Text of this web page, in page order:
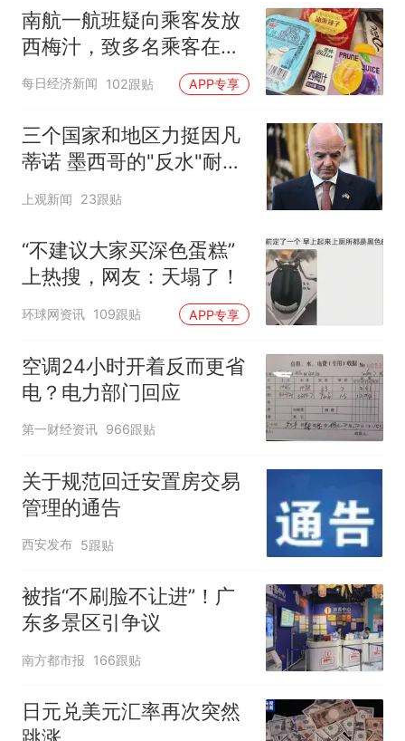
南航一航班疑向乘客发放
西梅汁，致多名乘客在飞
行途中排队上厕所！乘
客：机上100多人只有2个
厕所；客服回应：并非每
架飞机都会发放西梅汁
每日经济新闻 102跟贴 APP专享
三个国家和地区力挺因凡
蒂诺 墨西哥的"反水"耐人
寻味
上观新闻 23跟贴
“不建议大家买深色蛋糕”
上热搜，网友：天塌了！
环球网资讯 109跟贴 APP专享
空调24小时开着反而更省
电？电力部门回应
第一财经资讯 966跟贴
关于规范回迁安置房交易
管理的通告
西安发布 5跟贴
被指“不刷脸不让进”！广
东多景区引争议
南方都市报 166跟贴
日元兑美元汇率再次突然